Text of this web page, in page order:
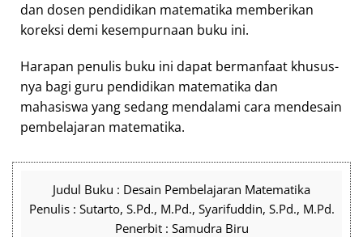
dan dosen pendidikan matematika memberikan
koreksi demi kesempurnaan buku ini.
Harapan penulis buku ini dapat bermanfaat khusus-
nya bagi guru pendidikan matematika dan
mahasiswa yang sedang mendalami cara mendesain
pembelajaran matematika.
Judul Buku : Desain Pembelajaran Matematika
Penulis : Sutarto, S.Pd., M.Pd., Syarifuddin, S.Pd., M.Pd.
Penerbit : Samudra Biru